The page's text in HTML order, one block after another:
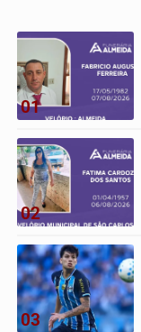
01
02
03